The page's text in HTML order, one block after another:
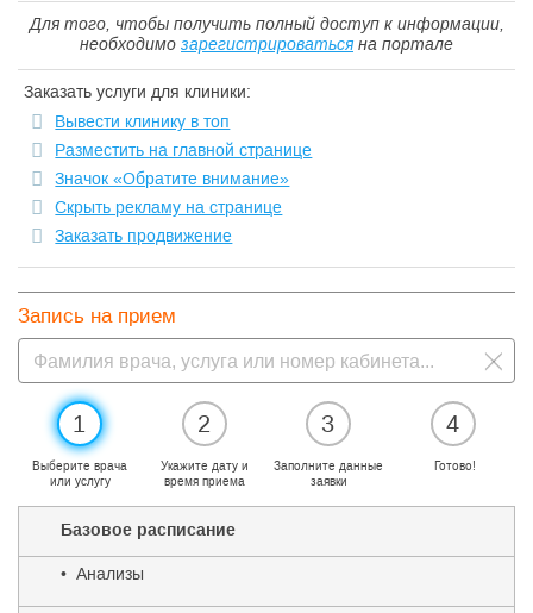
Для того, чтобы получить полный доступ к информации,
необходимо зарегистрироватьсяна портале
Заказать услуги для клиники:
Вывести клинику в топ
Разместить на главной странице
Значок «Обратите внимание»
Скрыть рекламу на странице
Заказать продвижение
Запись на прием
1
Выберите врача
или услугу
2
Укажите дату и
время приема
3
Заполните данные
заявки
4
Готово!
Базовое расписание
• Анализы